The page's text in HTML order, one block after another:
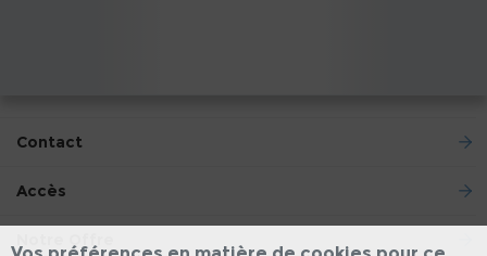
Contact
Accès